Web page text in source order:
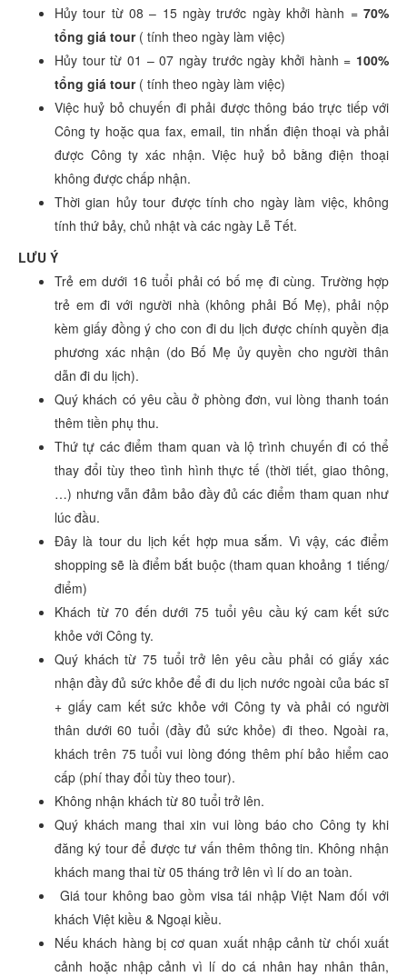
Hủy tour từ 08 – 15 ngày trước ngày khởi hành = 70%
tổng giá tour ( tính theo ngày làm việc)
Hủy tour từ 01 – 07 ngày trước ngày khởi hành = 100%
tổng giá tour( tính theo ngày làm việc)
Việc huỷ bỏ chuyến đi phải được thông báo trực tiếp với
Công ty hoặc qua fax, email, tin nhắn điện thoại và phải
được Công ty xác nhận. Việc huỷ bỏ bằng điện thoại
không được chấp nhận.
Thời gian hủy tour được tính cho ngày làm việc, không
tính thứ bảy, chủ nhật và các ngày Lễ Tết.
LƯU Ý
Trẻ em dưới 16 tuổi phải có bố mẹ đi cùng. Trường hợp
trẻ em đi với người nhà (không phải Bố Mẹ), phải nộp
kèm giấy đồng ý cho con đi du lịch được chính quyền địa
phương xác nhận (do Bố Mẹ ủy quyền cho người thân
dẫn đi du lịch).
Quý khách có yêu cầu ở phòng đơn, vui lòng thanh toán
thêm tiền phụ thu.
Thứ tự các điểm tham quan và lộ trình chuyến đi có thể
thay đổi tùy theo tình hình thực tế (thời tiết, giao thông,
…) nhưng vẫn đảm bảo đầy đủ các điểm tham quan như
lúc đầu.
Đây là tour du lịch kết hợp mua sắm. Vì vậy, các điểm
shopping sẽ là điểm bắt buộc (tham quan khoảng 1 tiếng/
điểm)
Khách từ 70 đến dưới 75 tuổi yêu cầu ký cam kết sức
khỏe với Công ty.
Quý khách từ 75 tuổi trở lên yêu cầu phải có giấy xác
nhận đầy đủ sức khỏe để đi du lịch nước ngoài của bác sĩ
+ giấy cam kết sức khỏe với Công ty và phải có người
thân dưới 60 tuổi (đầy đủ sức khỏe) đi theo. Ngoài ra,
khách trên 75 tuổi vui lòng đóng thêm phí bảo hiểm cao
cấp (phí thay đổi tùy theo tour).
Không nhận khách từ 80 tuổi trở lên.
Quý khách mang thai xin vui lòng báo cho Công ty khi
đăng ký tour để được tư vấn thêm thông tin. Không nhận
khách mang thai từ 05 tháng trở lên vì lí do an toàn.
Giá tour không bao gồm visa tái nhập Việt Nam đối với
khách Việt kiều & Ngoại kiều.
Nếu khách hàng bị cơ quan xuất nhập cảnh từ chối xuất
cảnh hoặc nhập cảnh vì lí do cá nhân hay nhân thân,